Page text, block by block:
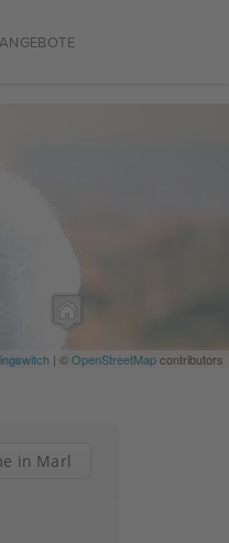
| ©OpenStreetMapcontributors
in Marl